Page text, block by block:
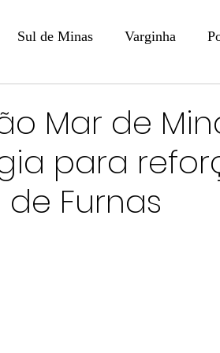
Sul de Minas Varginha
SindJori Internacional
Mar de
para
Furnas